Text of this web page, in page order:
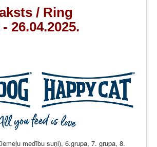
/ Ring
26.04.2025.
medību suņi), 6.grupa, 7. grupa, 8.